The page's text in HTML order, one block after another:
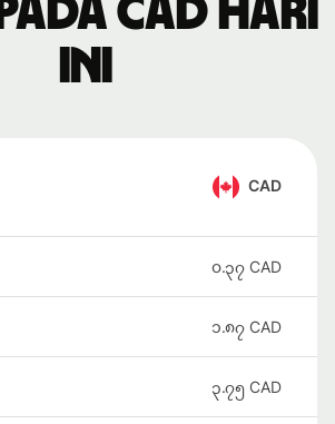
CAD hari
ini
CAD
၀.၃၇ CAD
၁.၈၇ CAD
၃.၇၅ CAD